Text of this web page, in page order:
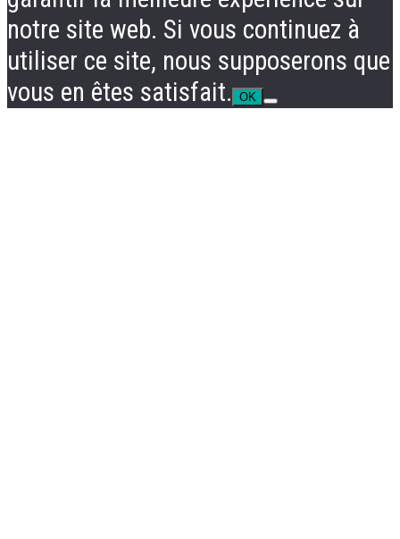
notre site web. Si vous continuez à
utiliser ce site, nous supposerons que
vous en êtes satisfait.
OK